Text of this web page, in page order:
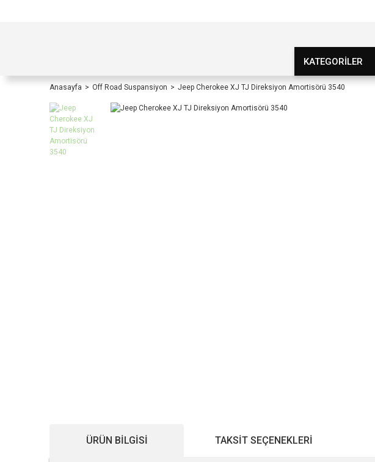
KATEGORİLER
Anasayfa Off Road Suspansiyon Jeep Cherokee XJ TJ Direksiyon Amortisörü 3540
ÜRÜN BILGISI TAKSIT SEÇENEKLERI